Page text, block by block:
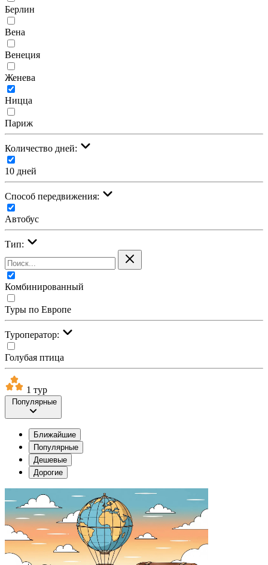
Берлин
Вена
Венеция
Женева
Ницца
Париж
Количество дней:
10 дней
Cпособ передвижения:
Автобус
Тип:
Комбинированный
Туры по Европе
Туроператор:
Голубая птица
1 тур
Популярные
Ближайшие
Популярные
Дешевые
Дорогие